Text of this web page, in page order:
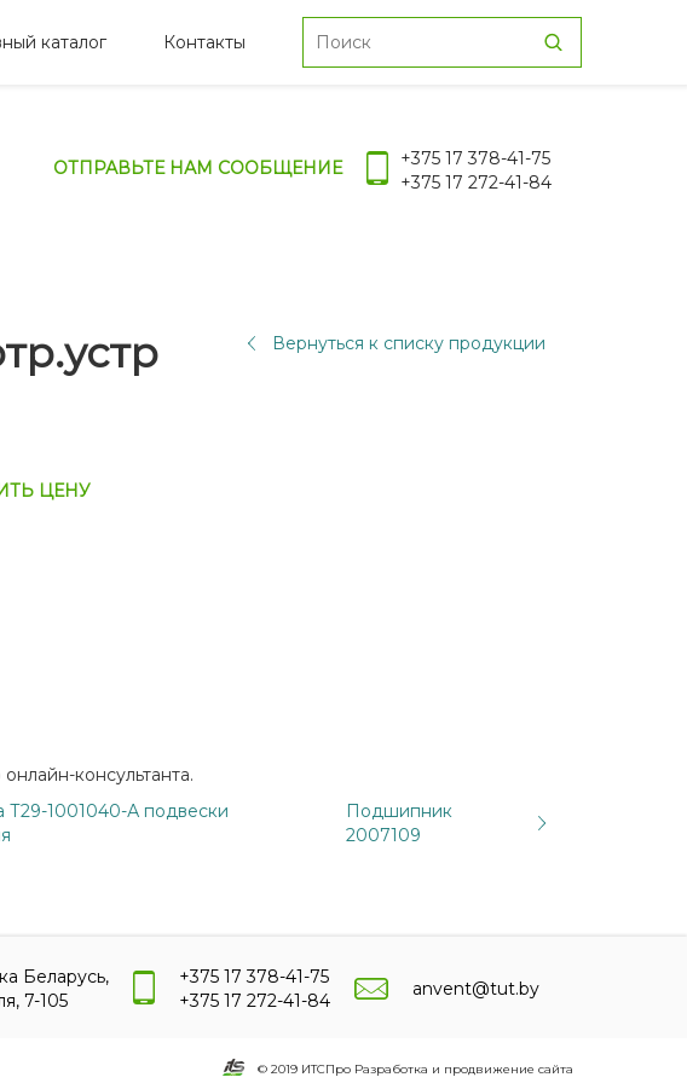
каталог Контакты
ОТПРАВЬТЕ НАМ СООБЩЕНИЕ
+375 17 378-41-75
+375 17 272-41-84
Вернуться к списку продукции
ЦЕНУ
консультанта.
Т29-1001040-А подвески
Подшипник
2007109
Беларусь,
7-105
+375 17 378-41-75
+375 17 272-41-84
anvent@tut.by
© 2019 ИТСПро Разработка и продвижение сайта